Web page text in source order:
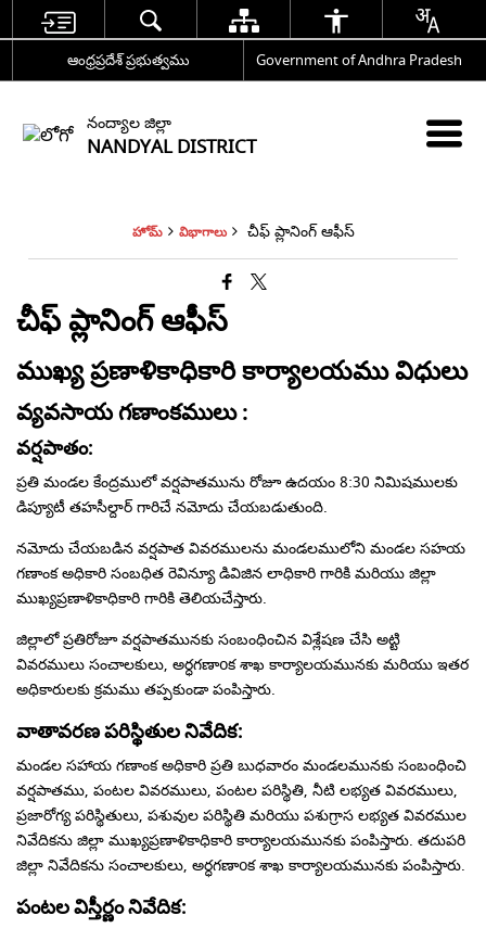
ఆంధ్రప్రదేశ్ ప్రభుత్వము Government of Andhra Pradesh
నంద్యాల జిల్లా
NANDYAL DISTRICT
హోమ్ విభాగాలు చీఫ్ ప్లానింగ్ ఆఫీస్
చీఫ్ ప్లానింగ్ ఆఫీస్
ముఖ్య ప్రణాళికాధికారి కార్యాలయము విధులు
వ్యవసాయ గణాంకములు :
వర్షపాతం:
ప్రతి మండల కేంద్రములో వర్షపాతమును రోజూ ఉదయం 8:30 నిమిషములకు
డిప్యూటీ తహసీల్దార్ గారిచే నమోదు చేయబడుతుంది.
నమోదు చేయబడిన వర్షపాత వివరములను మండలములోని మండల సహయ
గణాంక అధికారి సంబధిత రెవిన్యూ డివిజిన లాధికారి గారికి మరియు జిల్లా
ముఖ్యప్రణాళికాధికారి గారికి తెలియచేస్తారు.
జిల్లాలో ప్రతిరోజూ వర్షపాతమునకు సంబంధించిన విశ్లేషణ చేసి అట్టి
వివరములు సంచాలకులు, అర్ధగణాoక శాఖ కార్యాలయమునకు మరియు ఇతర
అధికారులకు క్రమము తప్పకుండా పంపిస్తారు.
వాతావరణ పరిస్థితుల నివేదిక:
మండల సహాయ గణాంక అధికారి ప్రతి బుధవారం మండలమునకు సంబంధించి
వర్షపాతము, పంటల వివరములు, పంటల పరిస్థితి, నీటి లభ్యత వివరములు,
ప్రజారోగ్య పరిస్థితులు, పశువుల పరిస్థితి మరియు పశుగ్రాస లభ్యత వివరముల
నివేదికను జిల్లా ముఖ్యప్రణాళికాధికారి కార్యాలయమునకు పంపిస్తారు. తదుపరి
జిల్లా నివేదికను సంచాలకులు, అర్ధగణాoక శాఖ కార్యాలయమునకు పంపిస్తారు.
పంటల విస్తీర్ణం నివేదిక: